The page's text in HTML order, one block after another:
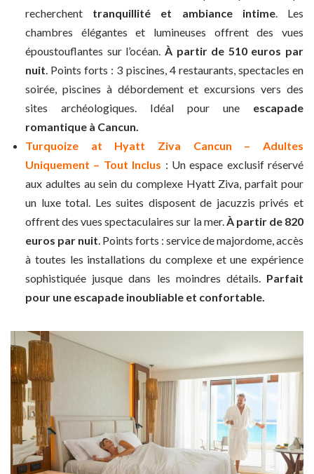
recherchent tranquillité et ambiance intime. Les
chambres élégantes et lumineuses offrent des vues
époustouflantes sur l’océan. À partir de 510 euros par
nuit. Points forts : 3 piscines, 4 restaurants, spectacles en
soirée, piscines à débordement et excursions vers des
sites archéologiques. Idéal pour une escapade
romantique à Cancun.
Turquoize at Hyatt Ziva Cancun – Adultes
Uniquement – Tout Inclus : Un espace exclusif réservé
aux adultes au sein du complexe Hyatt Ziva, parfait pour
un luxe total. Les suites disposent de jacuzzis privés et
offrent des vues spectaculaires sur la mer.À partir de 820
euros par nuit. Points forts : service de majordome, accès
à toutes les installations du complexe et une expérience
sophistiquée jusque dans les moindres détails. Parfait
pour une escapade inoubliable et confortable.